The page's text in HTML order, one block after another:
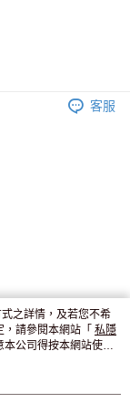
7天內取。逾期後
客服
之詳情，及若您不希
請參閱本網站「 私隱
本公司得按本網站使用